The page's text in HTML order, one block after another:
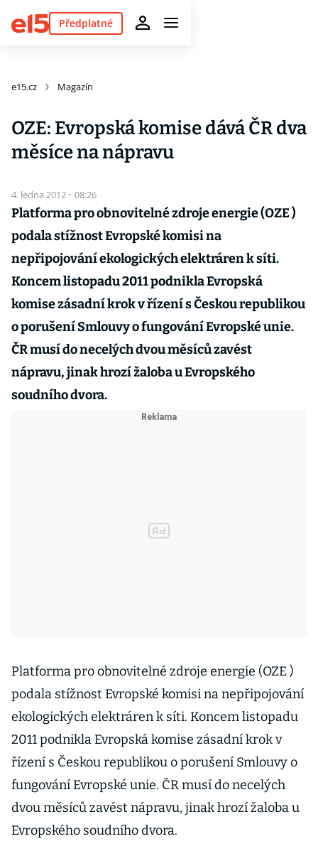
Předplatné
e15.cz Magazín
OZE: Evropská komise dává ČR dva
měsíce na nápravu
4. ledna 2012 · 08:26
Platforma pro obnovitelné zdroje energie (OZE )
podala stížnost Evropské komisi na
nepřipojování ekologických elektráren k síti.
Koncem listopadu 2011 podnikla Evropská
komise zásadní krok v řízení s Českou republikou
o porušení Smlouvy o fungování Evropské unie.
ČR musí do necelých dvou měsíců zavést
nápravu, jinak hrozí žaloba u Evropského
soudního dvora.
Platforma pro obnovitelné zdroje energie (OZE )
podala stížnost Evropské komisi na nepřipojování
ekologických elektráren k síti. Koncem listopadu
2011 podnikla Evropská komise zásadní krok v
řízení s Českou republikou o porušení Smlouvy o
fungování Evropské unie. ČR musí do necelých
dvou měsíců zavést nápravu, jinak hrozí žaloba u
Evropského soudního dvora.